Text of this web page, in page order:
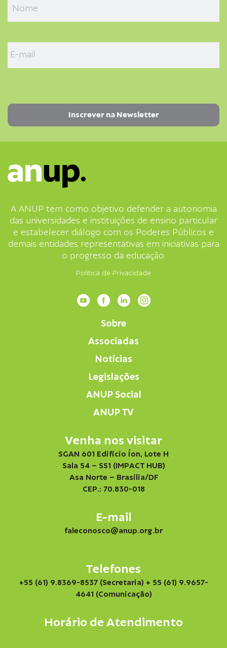
A ANUP tem como objetivo defender a autonomia
das universidades e instituições de ensino particular
e estabelecer diálogo com os Poderes Públicos e
demais entidades representativas em iniciativas para
o progresso da educação.
Política de Privacidade
Sobre
Associadas
Notícias
Legislações
ANUP Social
ANUP TV
Venha nos visitar
SGAN 601 Edifício Íon, Lote H
Sala 54 – SS1 (IMPACT HUB)
Asa Norte – Brasília/DF
CEP.: 70.830-018
E-mail
faleconosco@anup.org.br
Telefones
+55 (61) 9.8369-8537 (Secretaria) + 55 (61) 9.9657-
4641 (Comunicação)
Horário de Atendimento